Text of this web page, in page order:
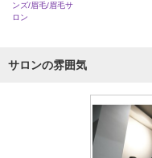
ンズ/眉毛/眉毛サ
ロン
サロンの雰囲気